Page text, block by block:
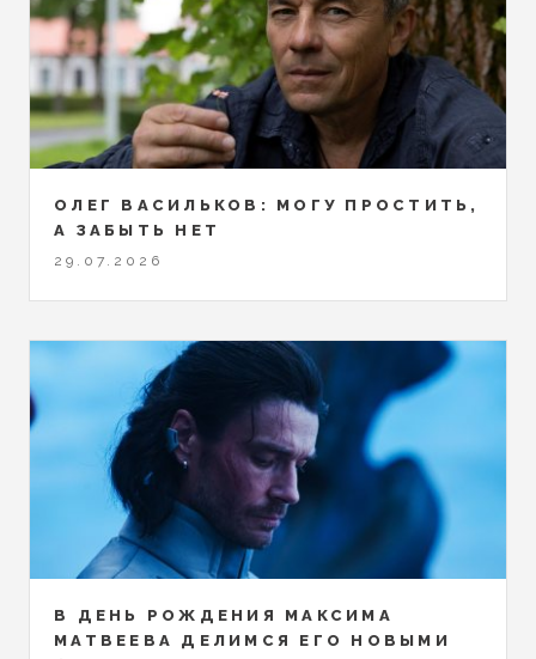
ОЛЕГ ВАСИЛЬКОВ: МОГУ ПРОСТИТЬ,
А ЗАБЫТЬ НЕТ
29.07.2026
В ДЕНЬ РОЖДЕНИЯ МАКСИМА
МАТВЕЕВА ДЕЛИМСЯ ЕГО НОВЫМИ